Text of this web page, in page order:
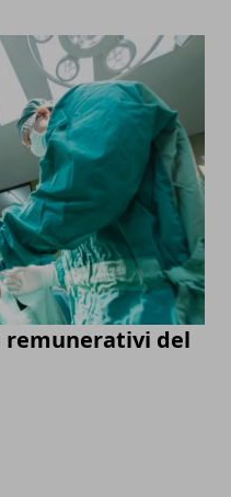
remunerativi del